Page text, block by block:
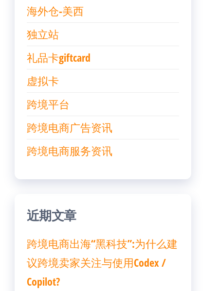
海外仓-美西
独立站
礼品卡giftcard
虚拟卡
跨境平台
跨境电商广告资讯
跨境电商服务资讯
近期文章
跨境电商出海“黑科技”:为什么建
议跨境卖家关注与使用Codex /
Copilot?